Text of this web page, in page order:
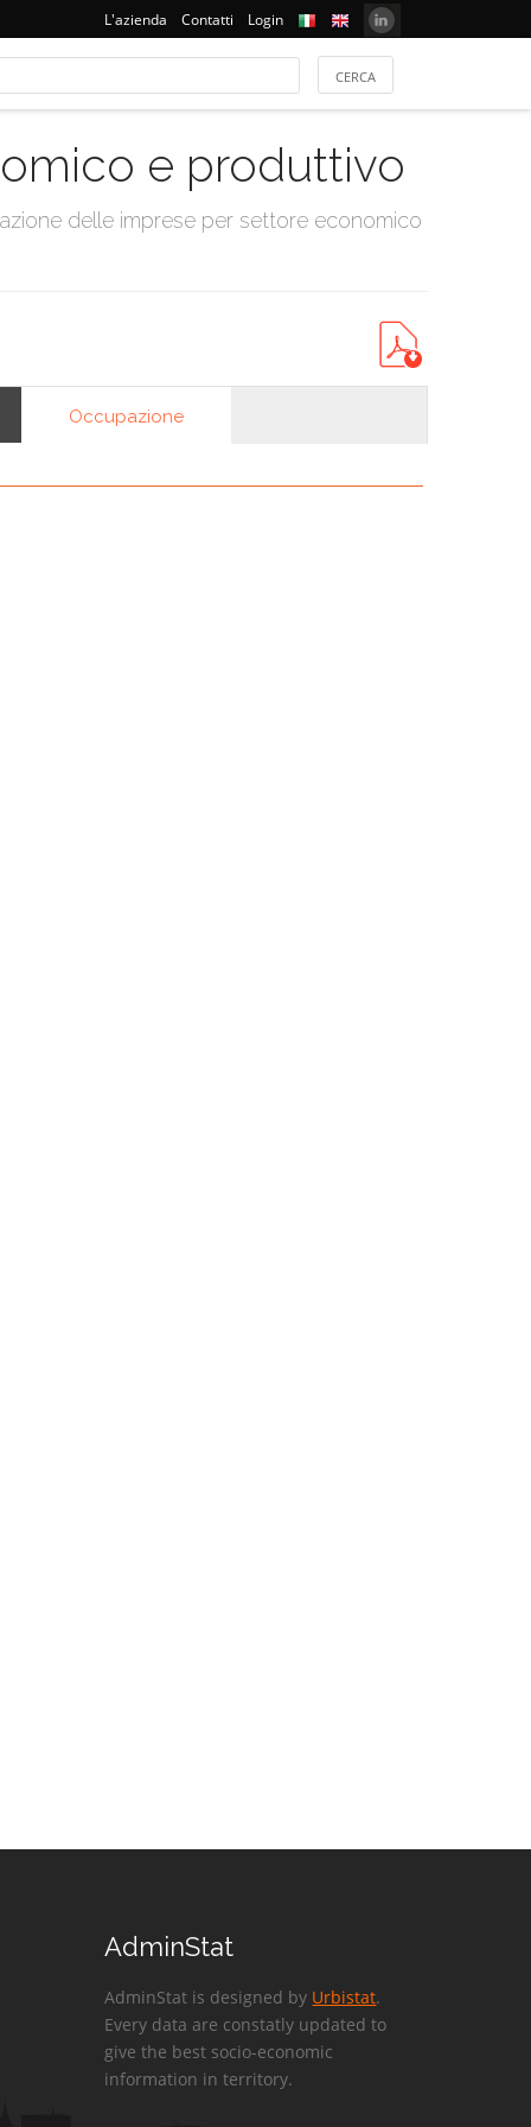
L'azienda Contatti Login
e produttivo
delle imprese per settore economico
Occupazione
AdminStat
AdminStat is designed by Urbistat.
Every data are constatly updated to
give the best socio-economic
information in territory.